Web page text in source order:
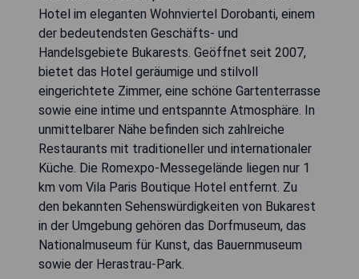
Hotel im eleganten Wohnviertel Dorobanti, einem
der bedeutendsten Geschäfts- und
Handelsgebiete Bukarests. Geöffnet seit 2007,
bietet das Hotel geräumige und stilvoll
eingerichtete Zimmer, eine schöne Gartenterrasse
sowie eine intime und entspannte Atmosphäre. In
unmittelbarer Nähe befinden sich zahlreiche
Restaurants mit traditioneller und internationaler
Küche. Die Romexpo-Messegelände liegen nur 1
km vom Vila Paris Boutique Hotel entfernt. Zu
den bekannten Sehenswürdigkeiten von Bukarest
in der Umgebung gehören das Dorfmuseum, das
Nationalmuseum für Kunst, das Bauernmuseum
sowie der Herastrau-Park.